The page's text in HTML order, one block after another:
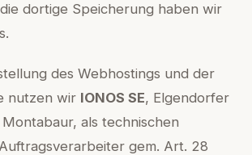
dortige Speicherung haben wir
des Webhostings und der
nutzen wir IONOS SE, Elgendorfer
Montabaur, als technischen
gem. Art. 28